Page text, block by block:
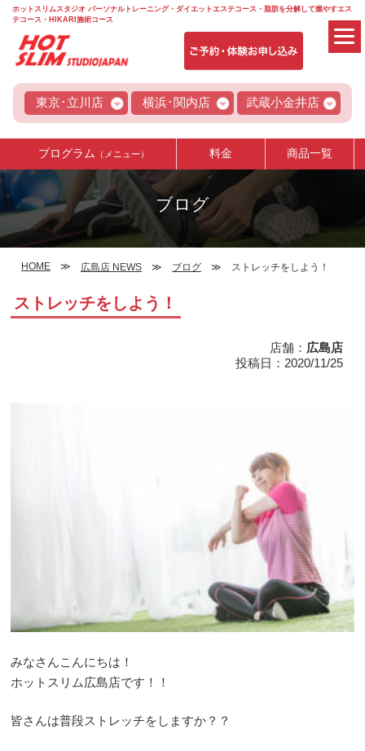
ホットスリムスタジオ パーソナルトレーニング・ダイエットエステコース・脂肪を分解して燃やすエス
テコース・HIKARI施術コース
東京･立川店 横浜･関内店 武蔵小金井店
プログラム （メニュー） 料金 商品一覧
ブログ
HOME 広島店 NEWS ブログ ストレッチをしよう！
ストレッチをしよう！
店舗： 広島店
投稿日：2020/11/25
みなさんこんにちは！
ホットスリム広島店です！！
皆さんは普段ストレッチをしますか？？